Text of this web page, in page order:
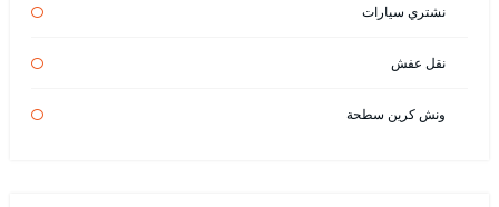
نشتري سيارات
نقل عفش
ونش كرين سطحة